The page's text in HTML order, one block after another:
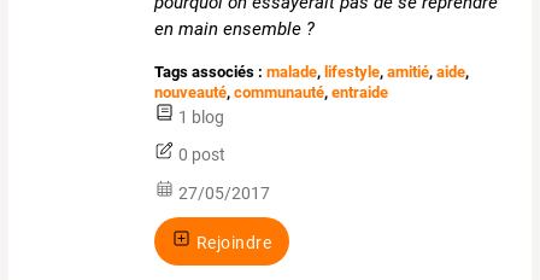
en main ensemble ?
Tags associés : malade,lifestyle,amitié,aide,
nouveauté,communauté,entraide
1 blog
0 post
27/05/2017
Rejoindre